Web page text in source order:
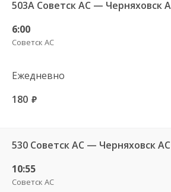
6:00
Советск АС
Ежедневно
180 руб.
530 Советск АС — Черняховск АС
10:55
Советск АС